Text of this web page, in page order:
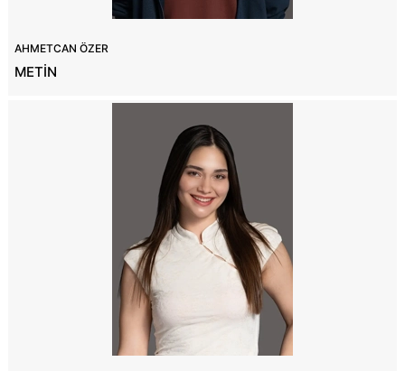
AHMETCAN ÖZER
METİN